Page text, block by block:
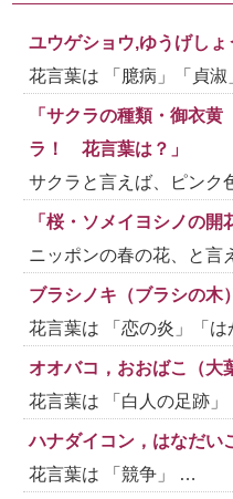
ユウゲショウ,ゆうげしょ
花言葉は 「臆病」「貞
「サクラの種類・御衣
ラ！ 花言葉は？」
サクラと言えば、ピンク
「桜・ソメイヨシノの開
ニッポンの春の花、と言
ブラシノキ（ブラシの木）
花言葉は 「恋の炎」「
オオバコ，おおばこ（大
花言葉は 「白人の足跡
ハナダイコン，はなだい
花言葉は 「競争」 …